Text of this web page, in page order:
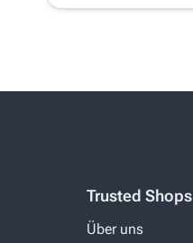
Trusted Shops
Über uns